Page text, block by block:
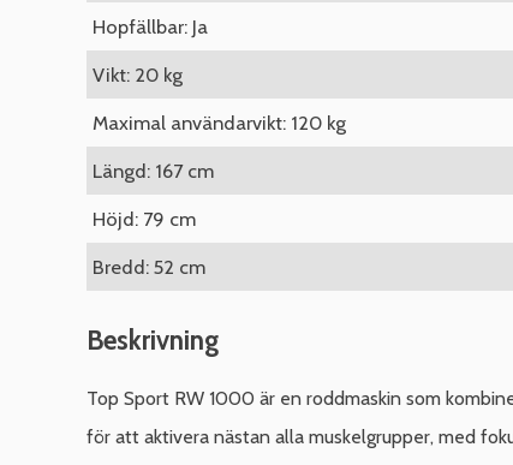
Hopfällbar: Ja
Vikt: 20 kg
Maximal användarvikt: 120 kg
Längd: 167 cm
Höjd: 79 cm
Bredd: 52 cm
Beskrivning
Top Sport RW 1000 är en roddmaskin som
för att aktivera nästan alla muskelgrupper, med